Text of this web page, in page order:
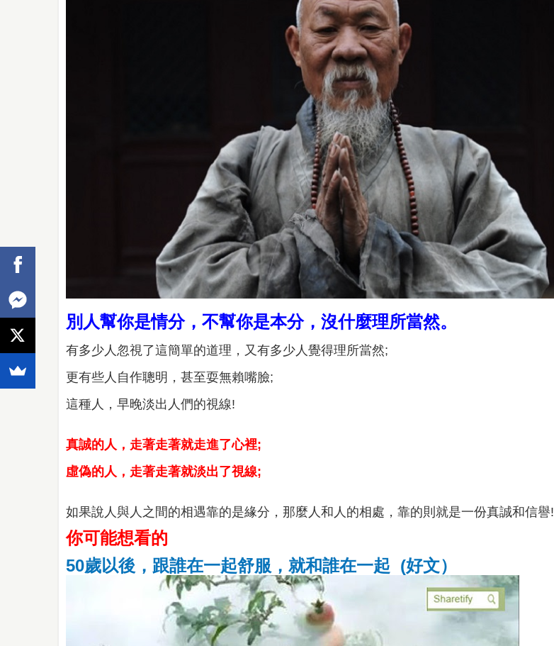
別人幫你是情分，不幫你是本分，沒什麼理所當然。
有多少人忽視了這簡單的道理，又有多少人覺得理所當然;
更有些人自作聰明，甚至耍無賴嘴臉;
這種人，早晚淡出人們的視線!
真誠的人，走著走著就走進了心裡;
虛偽的人，走著走著就淡出了視線;
如果說人與人之間的相遇靠的是緣分，那麼人和人的相處，靠的則就是一份真誠和信譽!
你可能想看的
50歲以後，跟誰在一起舒服，就和誰在一起 (好文）